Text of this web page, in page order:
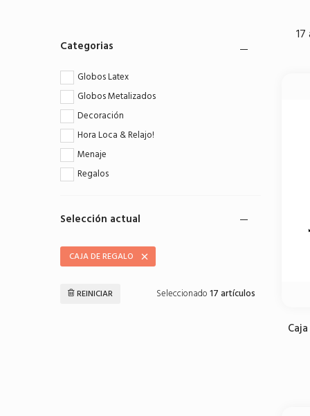
Realice sus pagos con la pataforma
Categorias
Globos Latex
Globos Metalizados
Decoración
Hora Loca & Relajo!
Menaje
Regalos
Selección actual
CAJA DE REGALO
REINICIAR Seleccionado17 artículos